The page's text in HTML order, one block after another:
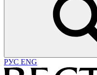
РУС ENG